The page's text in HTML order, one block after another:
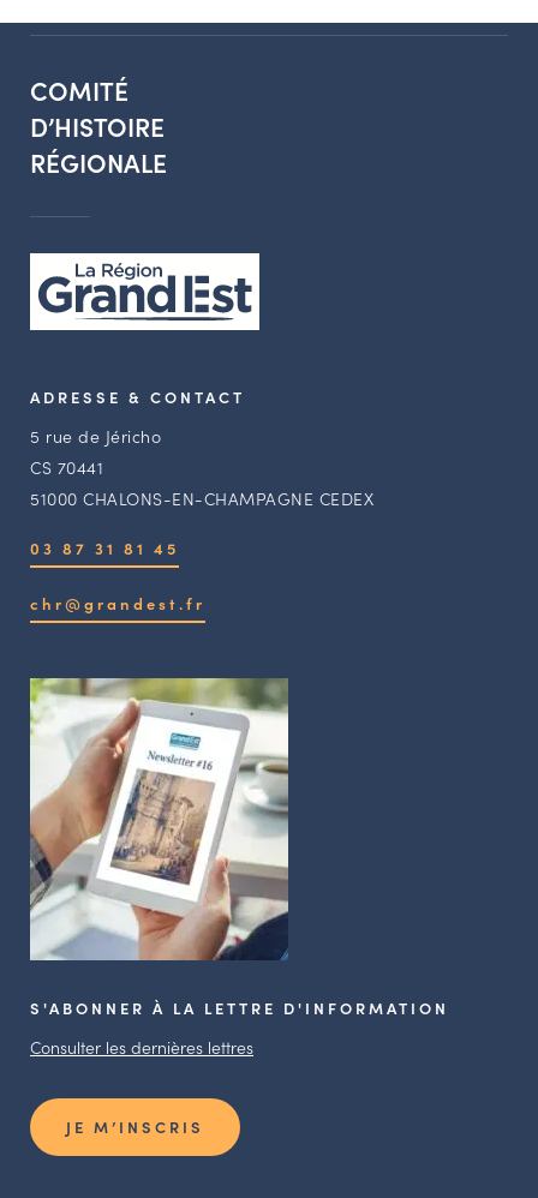
COMITÉ
D’HISTOIRE
RÉGIONALE
ADRESSE & CONTACT
5 rue de Jéricho
CS 70441
51000 CHALONS-EN-CHAMPAGNE CEDEX
03 87 31 81 45
chr@grandest.fr
S'ABONNER À LA LETTRE D'INFORMATION
Consulter les dernières lettres
JE M’INSCRIS